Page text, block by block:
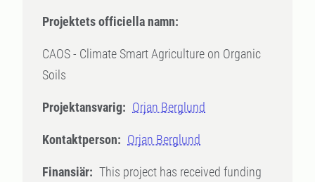
Projektets officiella namn:
CAOS - Climate Smart Agriculture on Organic
Soils
Projektansvarig: Orjan Berglund
Kontaktperson: Orjan Berglund
Finansiär: This project has received funding